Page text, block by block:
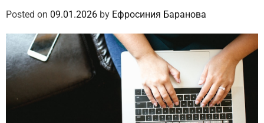
Posted on 09.01.2026 by Ефросиния Баранова